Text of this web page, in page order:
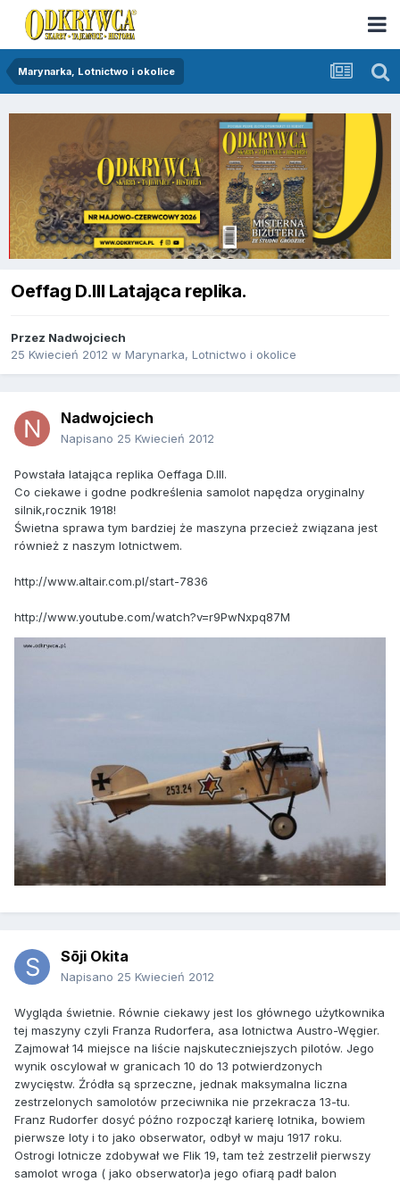
Marynarka, Lotnictwo i okolice
Oeffag D.III Latająca replika.
Przez Nadwojciech
25 Kwiecień 2012 w Marynarka, Lotnictwo i okolice
Nadwojciech
Napisano 25 Kwiecień 2012
Powstała latająca replika Oeffaga D.III.
Co ciekawe i godne podkreślenia samolot napędza oryginalny
silnik,rocznik 1918!
Świetna sprawa tym bardziej że maszyna przecież związana jest
również z naszym lotnictwem.
http://www.altair.com.pl/start-7836
http://www.youtube.com/watch?v=r9PwNxpq87M
Sōji Okita
Napisano 25 Kwiecień 2012
Wygląda świetnie. Równie ciekawy jest los głównego użytkownika
tej maszyny czyli Franza Rudorfera, asa lotnictwa Austro-Węgier.
Zajmował 14 miejsce na liście najskuteczniejszych pilotów. Jego
wynik oscylował w granicach 10 do 13 potwierdzonych
zwycięstw. Źródła są sprzeczne, jednak maksymalna liczna
zestrzelonych samolotów przeciwnika nie przekracza 13-tu.
Franz Rudorfer dosyć późno rozpoczął karierę lotnika, bowiem
pierwsze loty i to jako obserwator, odbył w maju 1917 roku.
Ostrogi lotnicze zdobywał we Flik 19, tam też zestrzelił pierwszy
samolot wroga ( jako obserwator)a jego ofiarą padł balon